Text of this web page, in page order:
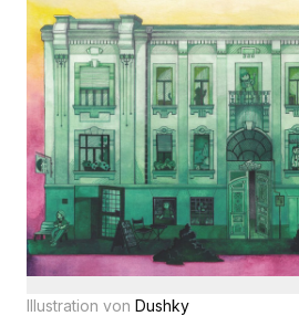
Illustration von Dushky